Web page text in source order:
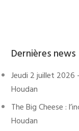
Dernières news
Jeudi 2 juillet 2026
Houdan
The Big Cheese :
Houdan